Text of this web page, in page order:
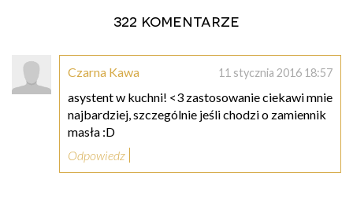
322 komentarze
Czarna Kawa 11 stycznia 2016 18:57
asystent w kuchni! <3 zastosowanie ciekawi mnie
najbardziej, szczególnie jeśli chodzi o zamiennik
masła :D
Odpowiedz